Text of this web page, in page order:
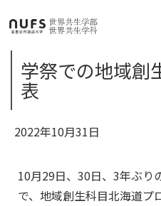
学祭での地域創
表
2022年10月31日
10月29日、30日、3年ぶり
で、地域創生科目北海道プ